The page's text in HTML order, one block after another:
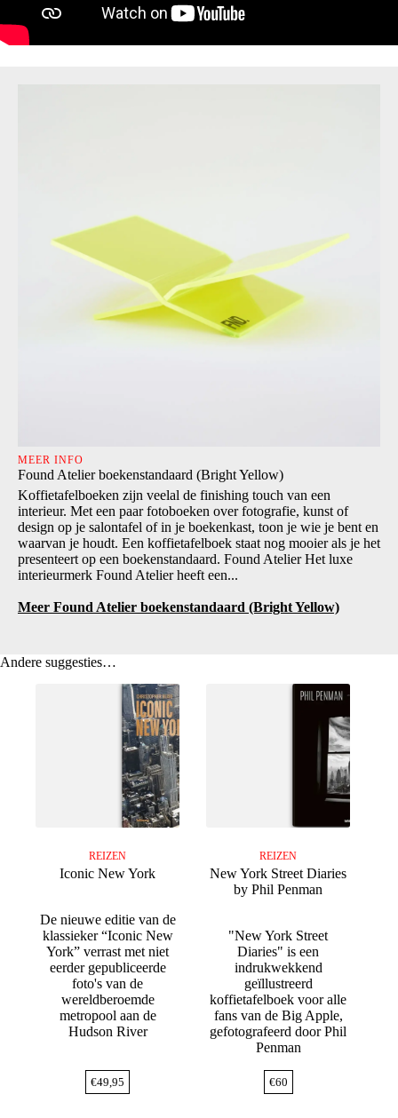
MEER INFO
Found Atelier boekenstandaard (Bright Yellow)
Koffietafelboeken zijn veelal de finishing touch van een
interieur. Met een paar fotoboeken over fotografie, kunst of
design op je salontafel of in je boekenkast, toon je wie je bent en
waarvan je houdt. Een koffietafelboek staat nog mooier als je het
presenteert op een boekenstandaard. Found Atelier Het luxe
interieurmerk Found Atelier heeft een...
Meer Found Atelier boekenstandaard (Bright Yellow)
Andere suggesties…
REIZEN
Iconic New York
De nieuwe editie van de
klassieker “Iconic New
York” verrast met niet
eerder gepubliceerde
foto's van de
wereldberoemde
metropool aan de
Hudson River
€49,95
REIZEN
New York Street Diaries
by Phil Penman
"New York Street
Diaries" is een
indrukwekkend
geïllustreerd
koffietafelboek voor alle
fans van de Big Apple,
gefotografeerd door Phil
Penman
€60